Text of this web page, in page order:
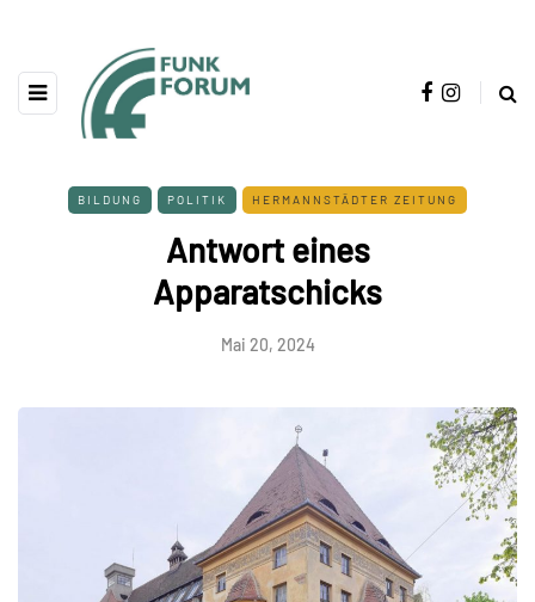
BILDUNG POLITIK HERMANNSTÄDTER ZEITUNG
Antwort eines
Apparatschicks
Mai 20, 2024